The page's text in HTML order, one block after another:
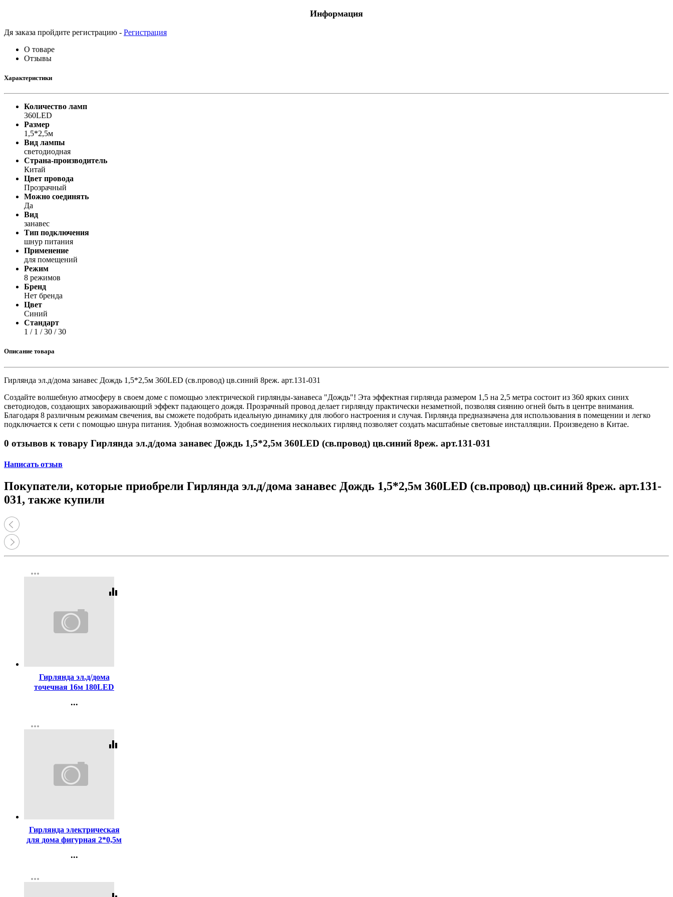
Информация
Дя заказа пройдите регистрацию - Регистрация
О товаре
Отзывы
Характеристики
Количество ламп
360LED
Размер
1,5*2,5м
Вид лампы
светодиодная
Страна-производитель
Китай
Цвет провода
Прозрачный
Можно соединять
Да
Вид
занавес
Тип подключения
шнур питания
Применение
для помещений
Режим
8 режимов
Бренд
Нет бренда
Цвет
Синий
Стандарт
1 / 1 / 30 / 30
Описание товара
Гирлянда эл.д/дома занавес Дождь 1,5*2,5м 360LED (св.провод) цв.синий 8реж. арт.131-031
Создайте волшебную атмосферу в своем доме с помощью электрической гирлянды-занавеса "Дождь"! Эта эффектная гирлянда размером 1,5 на 2,5 метра состоит из 360 ярких синих
светодиодов, создающих завораживающий эффект падающего дождя. Прозрачный провод делает гирлянду практически незаметной, позволяя сиянию огней быть в центре внимания.
Благодаря 8 различным режимам свечения, вы сможете подобрать идеальную динамику для любого настроения и случая. Гирлянда предназначена для использования в помещении и легко
подключается к сети с помощью шнура питания. Удобная возможность соединения нескольких гирлянд позволяет создать масштабные световые инсталляции. Произведено в Китае.
0 отзывов к товару Гирлянда эл.д/дома занавес Дождь 1,5*2,5м 360LED (св.провод) цв.синий 8реж. арт.131-031
Написать отзыв
Покупатели, которые приобрели Гирлянда эл.д/дома занавес Дождь 1,5*2,5м 360LED (св.провод) цв.синий 8реж. арт.131-
031, также купили
more_horiz
equalizer
Гирлянда эл.д/дома
точечная 16м 180LED
8режимов (можно
...
Регистрация
more_horiz
equalizer
Гирлянда электрическая
для дома фигурная 2*0,5м
сосулька" цвет синий
...
Регистрация
more_horiz